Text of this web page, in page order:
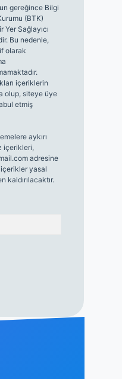
gereğince Bilgi
(BTK)
Yer Sağlayıcı
Bu nedenle,
olarak
içeriklerin
olup, siteye üye
etmiş
aykırı
içerikleri,
adresine
yasal
kaldırılacaktır.